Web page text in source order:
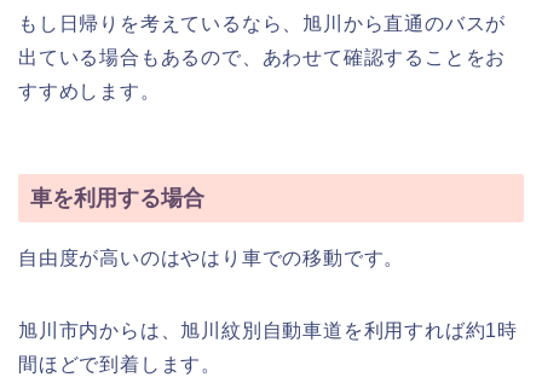
もし日帰りを考えているなら、旭川から直通のバスが
出ている場合もあるので、あわせて確認することをお
すすめします。
車を利用する場合
自由度が高いのはやはり車での移動です。
旭川市内からは、旭川紋別自動車道を利用すれば約1時
間ほどで到着します。